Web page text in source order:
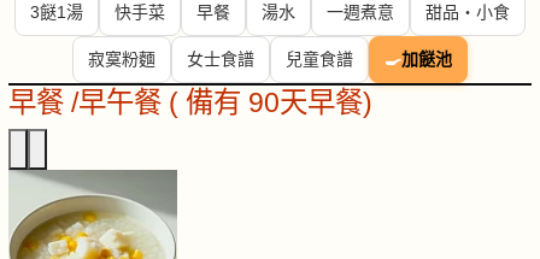
3餸1湯 快手菜 早餐 湯水 一週煮意 甜品・小食
寂寞粉麵 女士食譜 兒童食譜 🍳加餸池
早餐 /早午餐 ( 備有 90天早餐)